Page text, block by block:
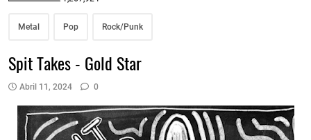
Metal Pop Rock/Punk
Spit Takes - Gold Star
Abril 11, 2024 0